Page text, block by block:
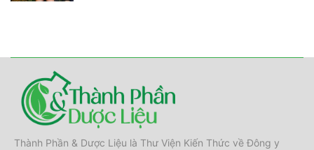
Thành Phần & Dược Liệu là Thư Viện Kiến Thức về Đông y